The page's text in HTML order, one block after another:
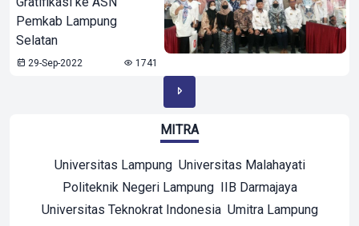
Pemkab Lampung
Selatan
29-Sep-2022 1741
MITRA
Universitas Lampung Universitas Malahayati
Politeknik Negeri Lampung IIB Darmajaya
Universitas Teknokrat Indonesia Umitra Lampung